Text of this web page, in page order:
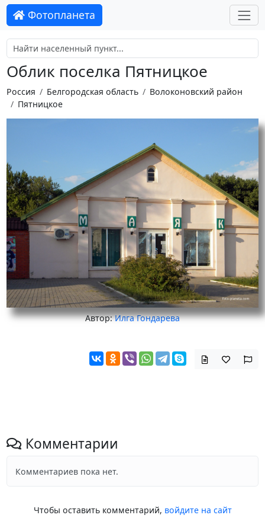
Фотопланета
Облик поселка Пятницкое
Россия Белгородская область
Волоконовский район
Пятницкое
Автор:Илга Гондарева
Комментарии
Комментариев пока нет.
Чтобы оставить комментарий, войдите на сайт